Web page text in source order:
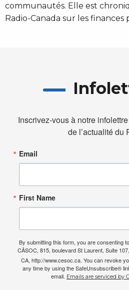
communautés. Elle est
Radio-Canada sur les finances
Inscrivez-vous à notre
de l’actualité du
Email
First Name
By submitting this form, you are consenting
CÃSOC, 815, boulevard St Laurent, Suite
CA, http://www.cesoc.ca. You can revoke
any time by using the SafeUnsubscribe®
email. Emails are serviced by